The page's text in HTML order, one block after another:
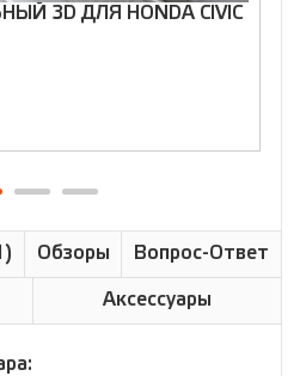
3D ДЛЯ HONDA CIVIC
Обзоры Вопрос-Ответ
Аксессуары